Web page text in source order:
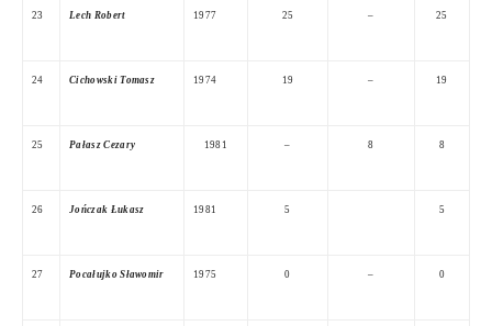
23 Lech Robert 1977 25 – 25
24 Cichowski Tomasz 1974 19 – 19
25 Pałasz Cezary 1981 – 8 8
26 Jończak Łukasz 1981 5 5
27 Pocałujko Sławomir 1975 0 – 0